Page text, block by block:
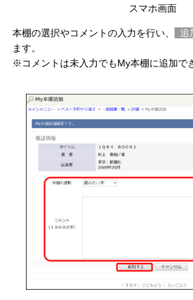
スマホ画面
本棚の選択やコメントの入力を行い、 追
ます。
※コメントは未入力でもMy本棚に追加で